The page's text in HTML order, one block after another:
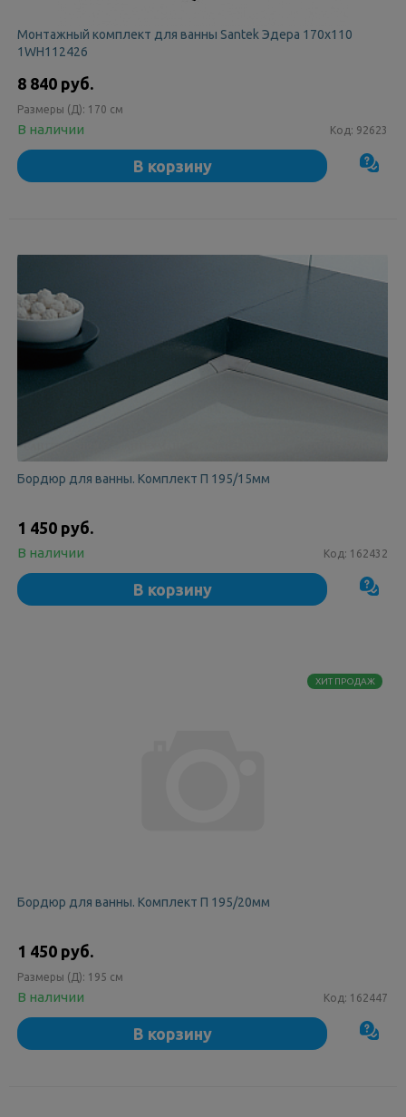
Монтажный комплект для ванны Santek Эдера 170x110
1WH112426
8 840 руб.
Размеры (Д): 170 см
В наличии Код: 92623
В корзину
Бордюр для ванны. Комплект П 195/15мм
1 450 руб.
В наличии Код: 162432
В корзину
ХИТ ПРОДАЖ
Бордюр для ванны. Комплект П 195/20мм
1 450 руб.
Размеры (Д): 195 см
В наличии Код: 162447
В корзину